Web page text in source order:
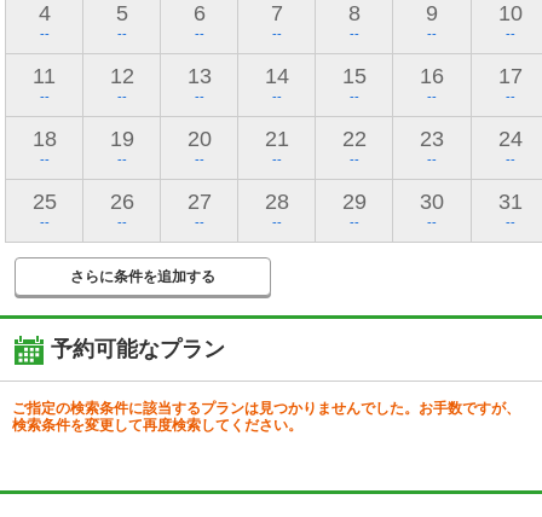
4
--
5
--
6
--
7
--
8
--
9
--
10
--
11
--
12
--
13
--
14
--
15
--
16
--
17
--
18
--
19
--
20
--
21
--
22
--
23
--
24
--
25
--
26
--
27
--
28
--
29
--
30
--
31
--
さらに条件を追加する
予約可能なプラン
ご指定の検索条件に該当するプランは見つかりませんでした。お手数ですが、
検索条件を変更して再度検索してください。